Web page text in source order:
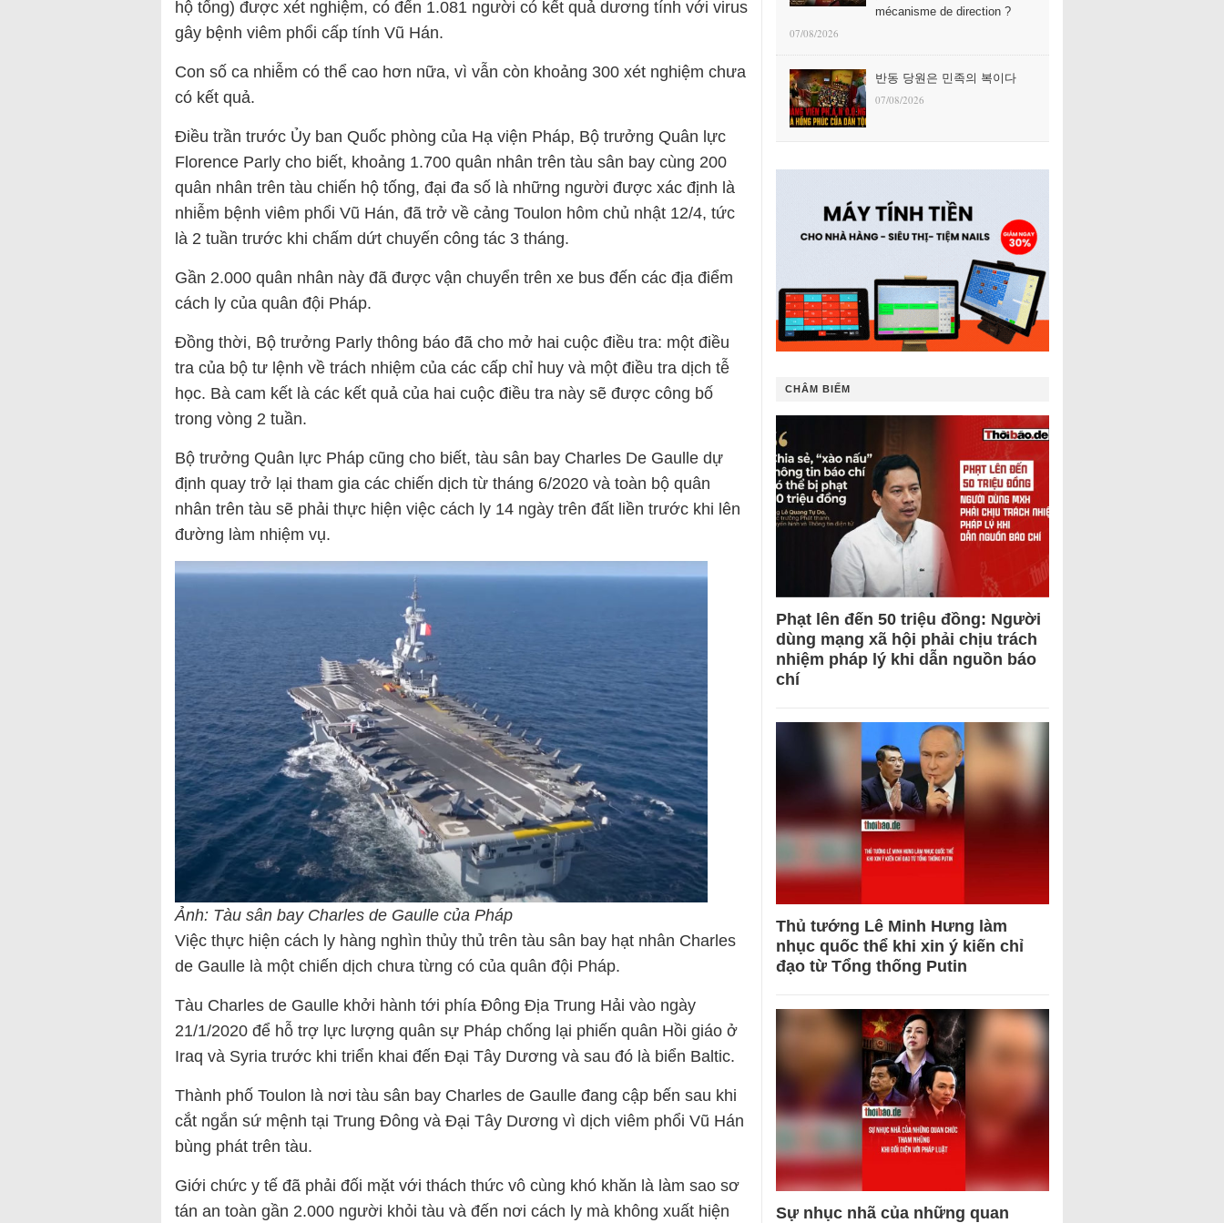
hộ tống) được xét nghiệm, có đến 1.081 người có kết quả dương tính với virus
gây bệnh viêm phổi cấp tính Vũ Hán.
Con số ca nhiễm có thể cao hơn nữa, vì vẫn còn khoảng 300 xét nghiệm chưa
có kết quả.
Điều trần trước Ủy ban Quốc phòng của Hạ viện Pháp, Bộ trưởng Quân lực
Florence Parly cho biết, khoảng 1.700 quân nhân trên tàu sân bay cùng 200
quân nhân trên tàu chiến hộ tống, đại đa số là những người được xác định là
nhiễm bệnh viêm phổi Vũ Hán, đã trở về cảng Toulon hôm chủ nhật 12/4, tức
là 2 tuần trước khi chấm dứt chuyến công tác 3 tháng.
Gần 2.000 quân nhân này đã được vận chuyển trên xe bus đến các địa điểm
cách ly của quân đội Pháp.
Đồng thời, Bộ trưởng Parly thông báo đã cho mở hai cuộc điều tra: một điều
tra của bộ tư lệnh về trách nhiệm của các cấp chỉ huy và một điều tra dịch tễ
học. Bà cam kết là các kết quả của hai cuộc điều tra này sẽ được công bố
trong vòng 2 tuần.
Bộ trưởng Quân lực Pháp cũng cho biết, tàu sân bay Charles De Gaulle dự
định quay trở lại tham gia các chiến dịch từ tháng 6/2020 và toàn bộ quân
nhân trên tàu sẽ phải thực hiện việc cách ly 14 ngày trên đất liền trước khi lên
đường làm nhiệm vụ.
Ảnh: Tàu sân bay Charles de Gaulle của Pháp
Việc thực hiện cách ly hàng nghìn thủy thủ trên tàu sân bay hạt nhân Charles
de Gaulle là một chiến dịch chưa từng có của quân đội Pháp.
Tàu Charles de Gaulle khởi hành tới phía Đông Địa Trung Hải vào ngày
21/1/2020 để hỗ trợ lực lượng quân sự Pháp chống lại phiến quân Hồi giáo ở
Iraq và Syria trước khi triển khai đến Đại Tây Dương và sau đó là biển Baltic.
Thành phố Toulon là nơi tàu sân bay Charles de Gaulle đang cập bến sau khi
cắt ngắn sứ mệnh tại Trung Đông và Đại Tây Dương vì dịch viêm phổi Vũ Hán
bùng phát trên tàu.
Giới chức y tế đã phải đối mặt với thách thức vô cùng khó khăn là làm sao sơ
tán an toàn gần 2.000 người khỏi tàu và đến nơi cách ly mà không xuất hiện
mécanisme de direction ?
07/08/2026
반동 당원은 민족의 복이다
07/08/2026
CHÂM BIẾM
Phạt lên đến 50 triệu đồng: Người
dùng mạng xã hội phải chịu trách
nhiệm pháp lý khi dẫn nguồn báo
chí
Thủ tướng Lê Minh Hưng làm
nhục quốc thể khi xin ý kiến chỉ
đạo từ Tổng thống Putin
Sự nhục nhã của những quan